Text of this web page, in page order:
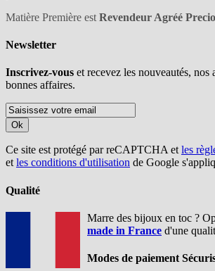
Matière Première est Revendeur Agréé
Newsletter
Inscrivez-vous et recevez les nouveautés, nos
bonnes affaires.
Ok
Ce site est protégé par reCAPTCHA etles
etles conditions d'utilisation de Google
Qualité
Marre des bijoux en toc ?
made in France d'une
Modes de paiement